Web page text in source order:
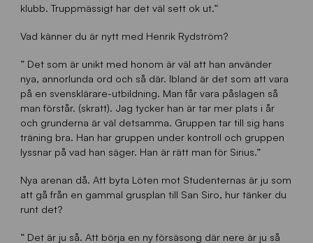
klubb. Truppmässigt har det väl sett ok ut.”
Vad känner du är nytt med Henrik Rydström?
” Det som är unikt med honom är väl att han använder
nya, annorlunda ord och så där. Ibland är det som att vara
på en svensklärare-utbildning. Man får vara påslagen så
man förstår. (skratt). Jag tycker han är tar mer plats i år
och grunderna är väl detsamma. Gruppen tar till sig hans
träning bra. Han har gruppen under kontroll och gruppen
lyssnar på vad han säger. Han är rätt man för Sirius.”
Nya arenan då. Att byta Löten mot Studenternas är ju som
att gå från en gammal grusplan till San Siro, hur tänker du
runt det?
” Det är ju så. Att börja en ny försäsong där nere är ju så